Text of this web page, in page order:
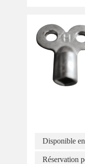
Disponible
Réservation